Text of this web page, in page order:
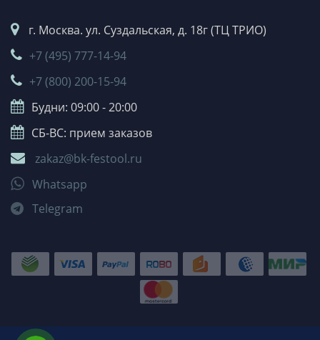
г. Москва. ул. Суздальская, д. 18г (ТЦ ТРИО)
+7 (495) 777-14-94
+7 (800) 200-15-94
Будни: 09:00 - 20:00
СБ-ВС: прием заказов
zakaz@bk-festool.ru
Whatsapp
Telegram